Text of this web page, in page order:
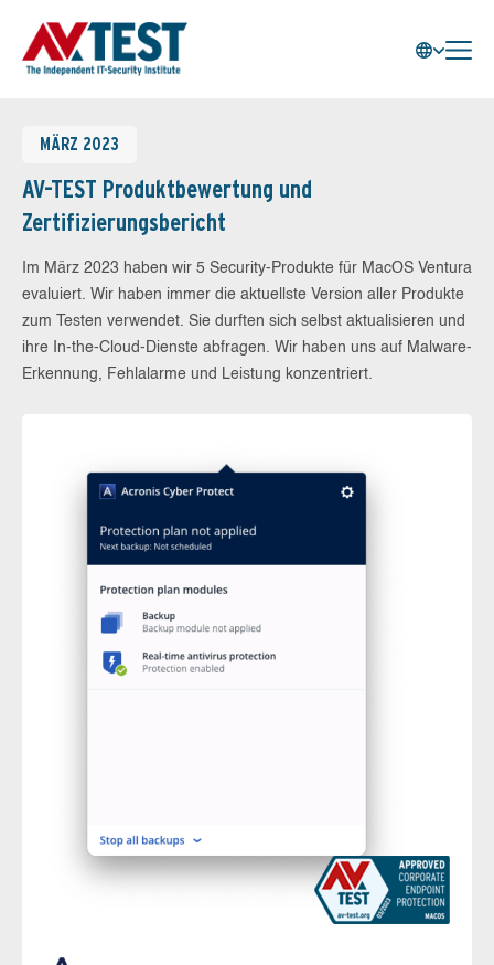
MÄRZ 2023
AV-TEST Produktbewertung und
Zertifizierungsbericht
Im März 2023 haben wir 5 Security-Produkte für MacOS Ventura
evaluiert. Wir haben immer die aktuellste Version aller Produkte
zum Testen verwendet. Sie durften sich selbst aktualisieren und
ihre In-the-Cloud-Dienste abfragen. Wir haben uns auf Malware-
Erkennung, Fehlalarme und Leistung konzentriert.